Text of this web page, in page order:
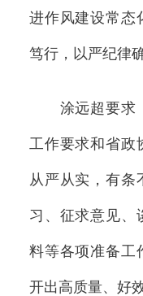
进作风建设常态
笃行，以严纪律
涂远超要求，
工作要求和省政
从严从实，有条
习、征求意见、
料等各项准备工
开出高质量、好效